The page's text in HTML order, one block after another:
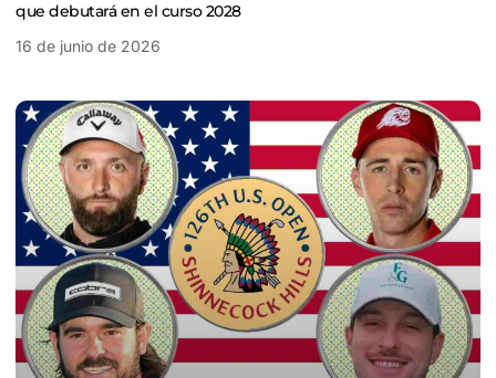
que debutará en el curso 2028
16 de junio de 2026